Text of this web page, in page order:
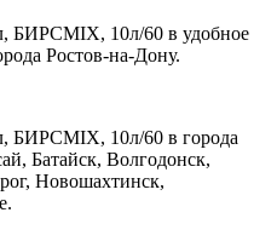
БИРСMIX, 10л/60 в удобное
Ростов-на-Дону.
БИРСMIX, 10л/60 в города
Батайск, Волгодонск,
Новошахтинск,